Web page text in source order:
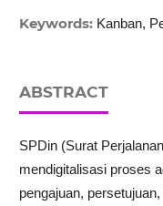
Keywords: Kanban,
ABSTRACT
SPDin (Surat
mendigitalisasi proses
pengajuan,